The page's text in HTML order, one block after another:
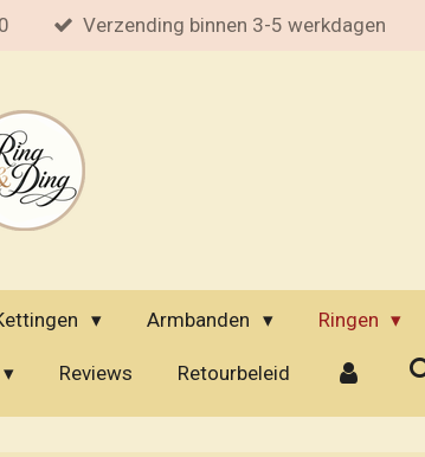
Verzending binnen 3-5 werkdagen
Armbanden Ringen
Reviews Retourbeleid